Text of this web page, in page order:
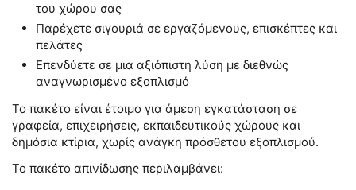
του χώρου σας
Παρέχετε σιγουριά σε εργαζόμενους, επισκέπτες και
πελάτες
Επενδύετε σε μια αξιόπιστη λύση με διεθνώς
αναγνωρισμένο εξοπλισμό
Το πακέτο είναι έτοιμο για άμεση εγκατάσταση σε
γραφεία, επιχειρήσεις, εκπαιδευτικούς χώρους και
δημόσια κτίρια, χωρίς ανάγκη πρόσθετου εξοπλισμού.
Το πακέτο απινίδωσης περιλαμβάνει: